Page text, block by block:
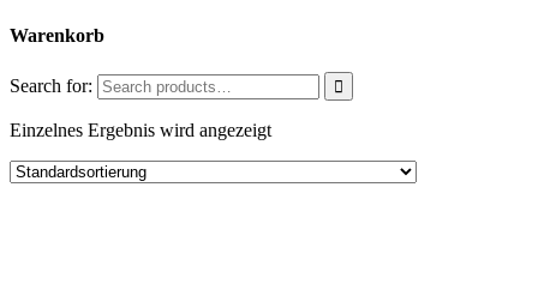
Warenkorb
Search for:
Einzelnes Ergebnis wird angezeigt